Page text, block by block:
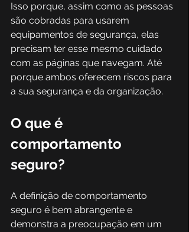
Isso porque, assim como as pessoas
são cobradas para usarem
equipamentos de segurança, elas
precisam ter esse mesmo cuidado
com as páginas que navegam. Até
porque ambos oferecem riscos para
a sua segurança e da organização.
O que é
comportamento
seguro?
A definição de comportamento
seguro é bem abrangente e
demonstra a preocupação em um